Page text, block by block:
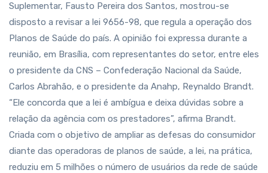
Suplementar, Fausto Pereira dos Santos, mostrou-se
disposto a revisar a lei 9656-98, que regula a operação dos
Planos de Saúde do país. A opinião foi expressa durante a
reunião, em Brasília, com representantes do setor, entre eles
o presidente da CNS – Confederação Nacional da Saúde,
Carlos Abrahão, e o presidente da Anahp, Reynaldo Brandt.
“Ele concorda que a lei é ambígua e deixa dúvidas sobre a
relação da agência com os prestadores”, afirma Brandt.
Criada com o objetivo de ampliar as defesas do consumidor
diante das operadoras de planos de saúde, a lei, na prática,
reduziu em 5 milhões o número de usuários da rede de saúde